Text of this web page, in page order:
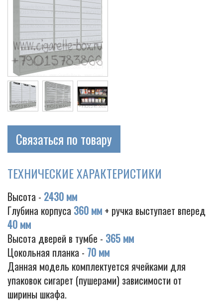
Cigarette
Связаться по товару
ТЕХНИЧЕСКИЕ ХАРАКТЕРИСТИКИ
Высота - 2430 мм
Глубина корпуса 360 мм + ручка выступает вперед
40 мм
Высота дверей в тумбе - 365 мм
Цокольная планка - 70 мм
Данная модель комплектуется ячейками для
упаковок сигарет (пушерами) зависимости от
ширины шкафа.